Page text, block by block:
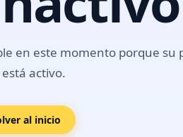
en este momento porque su
activo.
al inicio